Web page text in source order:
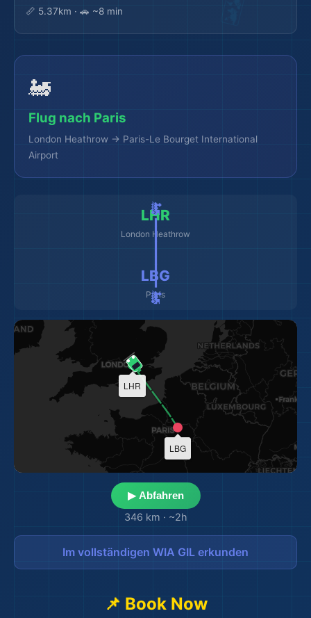
📏 5.37km · 🚗 ~8 min
🚂
Flug nach Paris
London Heathrow → Paris-Le Bourget International
Airport
LHR
London Heathrow
🚂 ━━━━━━━━━ 🚂
LBG
Paris
LHR
LBG
▶ Abfahren
346 km · ~2h
Im vollständigen WIA GIL erkunden
📌 Book Now